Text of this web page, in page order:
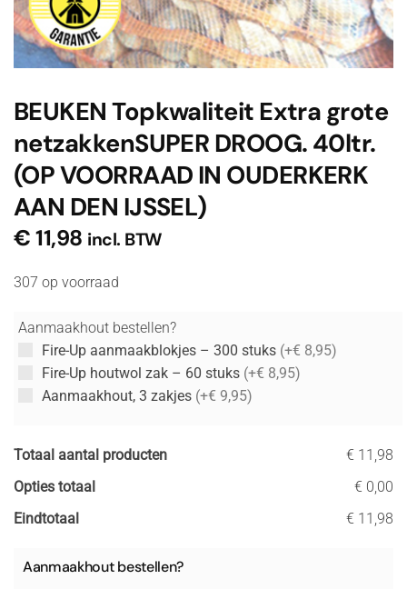
BEUKEN Topkwaliteit Extra grote
netzakkenSUPER DROOG. 40ltr.
(OP VOORRAAD IN OUDERKERK
AAN DEN IJSSEL)
€11,98 incl. BTW
307 op voorraad
Aanmaakhout bestellen?
Fire-Up aanmaakblokjes – 300 stuks (+€ 8,95)
Fire-Up houtwol zak – 60 stuks (+€ 8,95)
Aanmaakhout, 3 zakjes (+€ 9,95)
Totaal aantal producten
€ 11,98
Opties totaal
€ 0,00
Eindtotaal
€ 11,98
Aanmaakhout bestellen?